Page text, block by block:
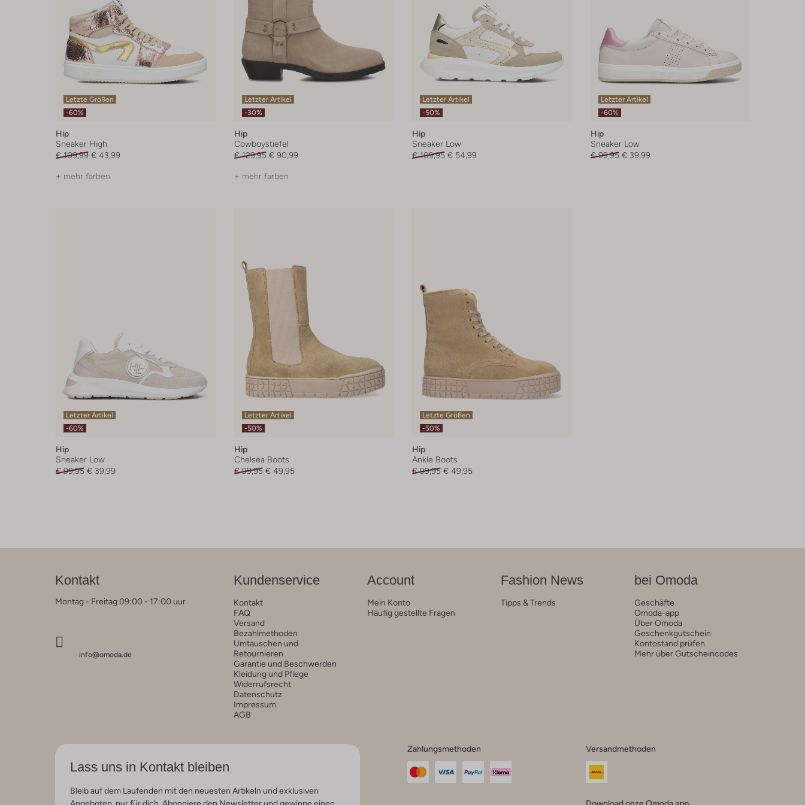
Letzte Größen
-60%
Hip
Sneaker High
€ 109,99 € 43,99
+ mehr farben
Letzter Artikel
-30%
Hip
Cowboystiefel
€ 129,95 € 90,99
+ mehr farben
Letzter Artikel
-50%
Hip
Sneaker Low
€ 109,95 € 54,99
Letzter Artikel
-60%
Hip
Sneaker Low
€ 99,95 € 39,99
Letzter Artikel
-60%
Hip
Sneaker Low
€ 99,95 € 39,99
Letzter Artikel
-50%
Hip
Chelsea Boots
€ 99,95 € 49,95
Letzte Größen
-50%
Hip
Ankle Boots
€ 99,95 € 49,95
Kontakt
Montag - Freitag 09:00 - 17:00 uur
info@omoda.de
Kundenservice
Kontakt
FAQ
Versand
Bezahlmethoden
Umtauschen und
Retournieren
Garantie und Beschwerden
Kleidung und Pflege
Widerrufsrecht
Datenschutz
Impressum
AGB
Account
Mein Konto
Häufig gestellte Fragen
Fashion News
Tipps & Trends
bei Omoda
Geschäfte
Omoda-app
Über Omoda
Geschenkgutschein
Kontostand prüfen
Mehr über Gutscheincodes
Lass uns in Kontakt bleiben
Bleib auf dem Laufenden mit den neuesten Artikeln und exklusiven
Angeboten, nur für dich. Abonniere den Newsletter und gewinne einen
Zahlungsmethoden Versandmethoden
Download onze Omoda app